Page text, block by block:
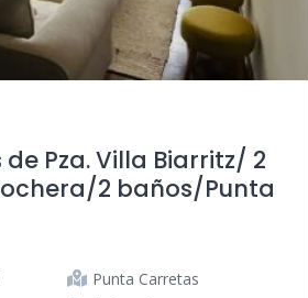
de Pza. Villa Biarritz/ 2
2 baños/Punta
Punta Carretas